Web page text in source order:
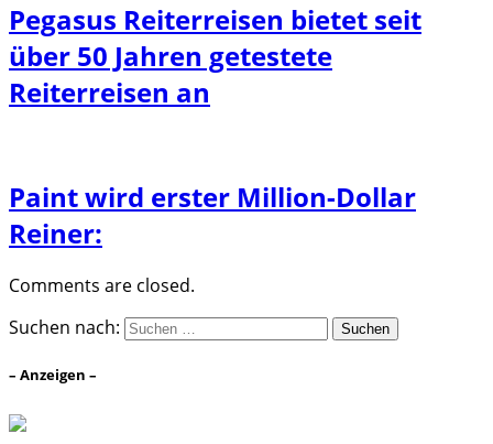
Pegasus Reiterreisen bietet seit
über 50 Jahren getestete
Reiterreisen an
Paint wird erster Million-Dollar
Reiner:
Comments are closed.
Suchen nach:
– Anzeigen –